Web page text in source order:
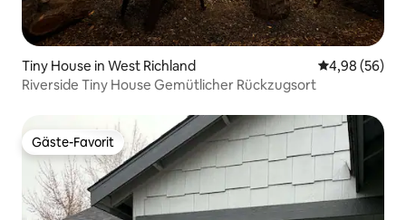
Tiny House in West Richland
4,98 (56)
Riverside Tiny House Gemütlicher Rückzugsort
Gäste-Favorit
Gäste-Favorit